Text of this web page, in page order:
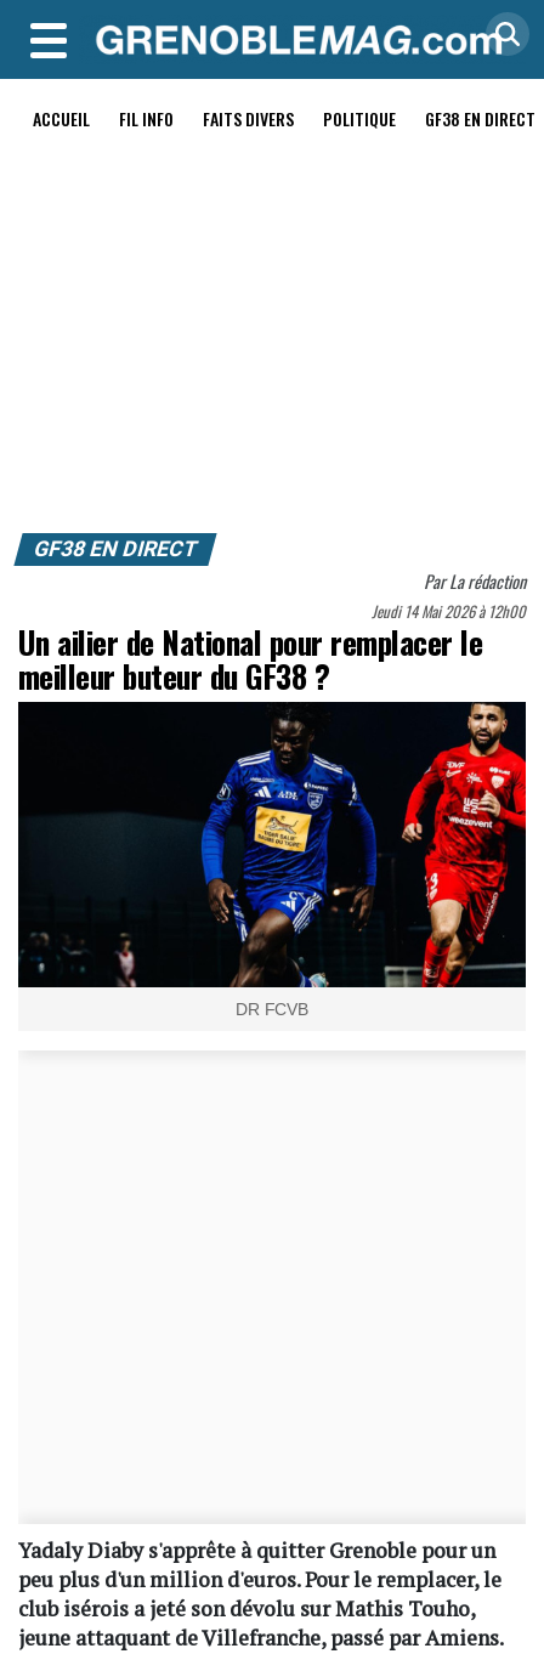
MENU
ACCUEIL FIL INFO FAITS DIVERS POLITIQUE GF38 EN DIRECT
GF38 EN DIRECT
ParLa rédaction
Jeudi 14 Mai 2026 à 12h00
Un ailier de National pour remplacer le
meilleur buteur du GF38 ?
DR FCVB
Yadaly Diaby s'apprête à quitter Grenoble pour un
peu plus d'un million d'euros. Pour le remplacer, le
club isérois a jeté son dévolu sur Mathis Touho,
jeune attaquant de Villefranche, passé par Amiens.